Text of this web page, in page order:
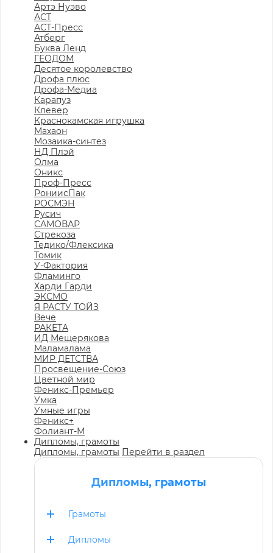
Артэ Нуэво
АСТ
АСТ-Пресс
Атберг
Буква Ленд
ГЕОДОМ
Десятое королевство
Дрофа плюс
Дрофа-Медиа
Карапуз
Клевер
Краснокамская игрушка
Махаон
Мозаика-синтез
НД Плэй
Олма
Оникс
Проф-Пресс
РониисПак
РОСМЭН
Русич
САМОВАР
Стрекоза
Тедико/Флексика
Томик
У-Фактория
Фламинго
Харди Гарди
ЭКСМО
Я РАСТУ ТОЙЗ
Вече
РАКЕТА
ИД Мещерякова
Маламалама
МИР ДЕТСТВА
Просвещение-Союз
Цветной мир
Феникс-Премьер
Умка
Умные игры
Феникс+
Фолиант-М
Дипломы, грамоты
Дипломы, грамоты Перейти в раздел
Дипломы, грамоты
Грамоты
Дипломы